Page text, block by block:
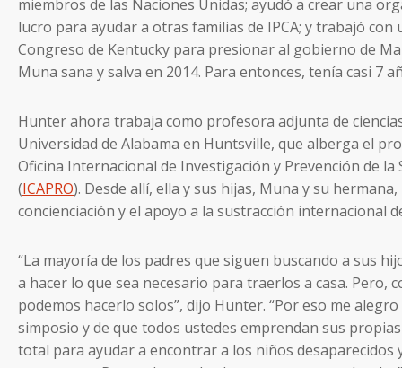
miembros de las Naciones Unidas; ayudó a crear una
lucro para ayudar a otras familias de IPCA; y trabajó con
Congreso de Kentucky para presionar al gobierno de
Muna sana y salva en 2014. Para entonces, tenía casi 7
Hunter ahora trabaja como profesora adjunta de
Universidad de Alabama en Huntsville, que alberga el
Oficina Internacional de Investigación y Prevención de
(ICAPRO). Desde allí, ella y sus hijas, Muna y su
concienciación y el apoyo a la sustracción internacional
“La mayoría de los padres que siguen buscando a sus
a hacer lo que sea necesario para traerlos a casa. Pero,
podemos hacerlo solos”, dijo Hunter. “Por eso me
simposio y de que todos ustedes emprendan sus
total para ayudar a encontrar a los niños desaparecidos